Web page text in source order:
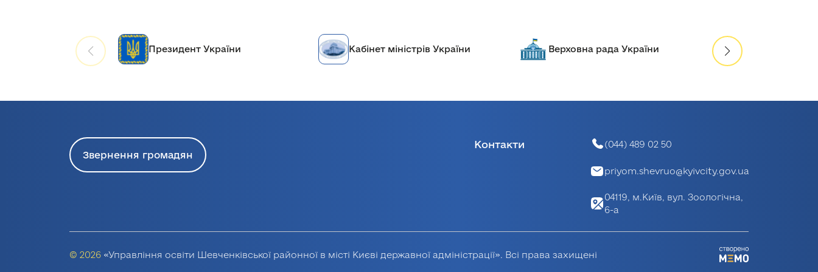
Президент України Кабінет міністрів України Верховна рада України
Звернення громадян
Контакти (044) 489 02 50
priyom.shevruo@kyivcity.gov.ua
04119, м.Київ, вул. Зоологічна,
6-а
© 2026 «Управління освіти Шевченківської районної в місті Києві державної адміністрації». Всі права захищені